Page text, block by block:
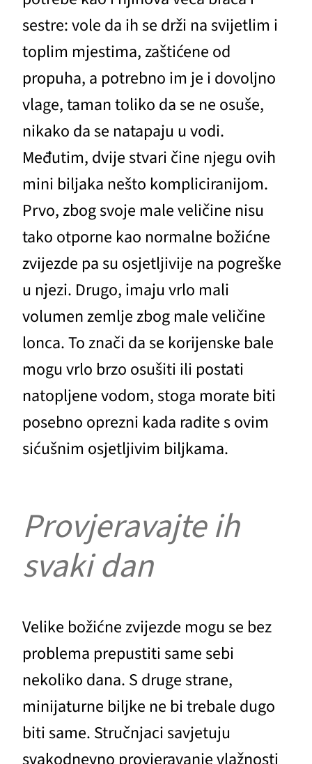
sestre: vole da ih se drži na svijetlim i
toplim mjestima, zaštićene od
propuha, a potrebno im je i dovoljno
vlage, taman toliko da se ne osuše,
nikako da se natapaju u vodi.
Međutim, dvije stvari čine njegu ovih
mini biljaka nešto kompliciranijom.
Prvo, zbog svoje male veličine nisu
tako otporne kao normalne božićne
zvijezde pa su osjetljivije na pogreške
u njezi. Drugo, imaju vrlo mali
volumen zemlje zbog male veličine
lonca. To znači da se korijenske bale
mogu vrlo brzo osušiti ili postati
natopljene vodom, stoga morate biti
posebno oprezni kada radite s ovim
sićušnim osjetljivim biljkama.
Provjeravajte ih
svaki dan
Velike božićne zvijezde mogu se bez
problema prepustiti same sebi
nekoliko dana. S druge strane,
minijaturne biljke ne bi trebale dugo
biti same. Stručnjaci savjetuju